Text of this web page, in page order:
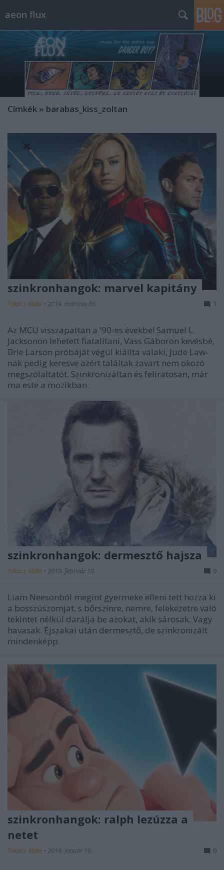
aeon flux
Címkék » barabas_kiss_zoltan
szinkronhangok: marvel kapitány
Takács Máté • 2019. március 06. 1
Az MCU visszapattan a '90-es évekbe! Samuel L.
Jacksonon lehetett fiatalítani, Vass Gáboron kevésbé,
Brie Larson próbáját végül kiállta valaki, Jude Law-
nak pedig keresve azért találtak zavart nem okozó
megszólaltatót. Szinkronizáltan és feliratosan, már
ma este a mozikban.
szinkronhangok: dermesztő hajsza
Takács Máté • 2019. február 19. 0
Liam Neesonból megint gyermeke elleni tett hozza ki
a bosszúszomjat, s bőrszínre, nemre, felekezetre való
tekintet nélkül darálja be azokat, akik sárosak. Vagy
havasak. Éjszakai után dermesztő, de szinkronizált
mindenképp.
szinkronhangok: ralph lezúzza a
netet
Takács Máté • 2019. január 10. 0